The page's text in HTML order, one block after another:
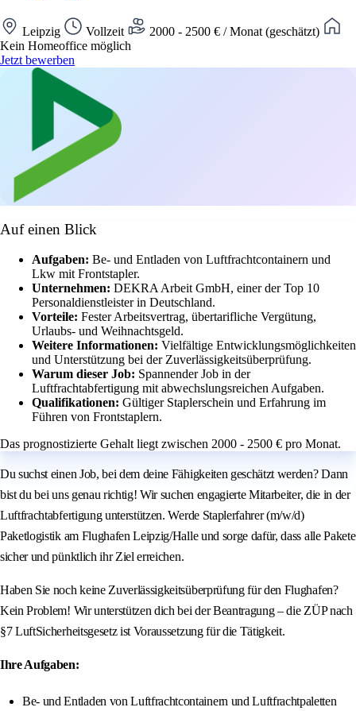
Leipzig Vollzeit
2000 - 2500 € / Monat (geschätzt)
Kein Homeoffice möglich
Jetzt bewerben
Auf einen Blick
Aufgaben: Be- und Entladen von Luftfrachtcontainern und
Lkw mit Frontstapler.
Unternehmen: DEKRA Arbeit GmbH, einer der Top 10
Personaldienstleister in Deutschland.
Vorteile: Fester Arbeitsvertrag, übertarifliche Vergütung,
Urlaubs- und Weihnachtsgeld.
Weitere Informationen: Vielfältige Entwicklungsmöglichkeiten
und Unterstützung bei der Zuverlässigkeitsüberprüfung.
Warum dieser Job: Spannender Job in der
Luftfrachtabfertigung mit abwechslungsreichen Aufgaben.
Qualifikationen: Gültiger Staplerschein und Erfahrung im
Führen von Frontstaplern.
Das prognostizierte Gehalt liegt zwischen 2000 - 2500 € pro Monat.
Du suchst einen Job, bei dem deine Fähigkeiten geschätzt werden? Dann
bist du bei uns genau richtig! Wir suchen engagierte Mitarbeiter, die in der
Luftfrachtabfertigung unterstützen. Werde Staplerfahrer (m/w/d)
Paketlogistik am Flughafen Leipzig/Halle und sorge dafür, dass alle Pakete
sicher und pünktlich ihr Ziel erreichen.
Haben Sie noch keine Zuverlässigkeitsüberprüfung für den Flughafen?
Kein Problem! Wir unterstützen dich bei der Beantragung – die ZÜP nach
§7 LuftSicherheitsgesetz ist Voraussetzung für die Tätigkeit.
Ihre Aufgaben:
Be- und Entladen von Luftfrachtcontainern und Luftfrachtpaletten